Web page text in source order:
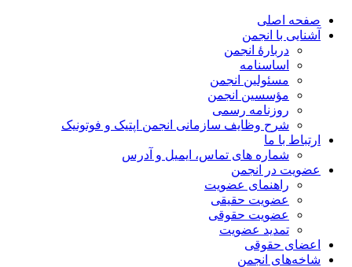
صفحه اصلی
آشنایی با انجمن
دربارۀ انجمن
اساسنامه
مسئولین انجمن
مؤسسین انجمن
روزنامه رسمی
شرح وظایف سازمانی انجمن اپتیک و فوتونیک
ارتباط با ما
شماره های تماس، ایمیل و آدرس
عضویت در انجمن
راهنمای عضویت
عضویت حقیقی
عضویت حقوقی
تمدید عضویت
اعضای حقوقی
شاخه‌های انجمن